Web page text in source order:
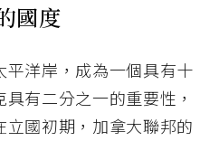
國度
平洋岸，成為一個具有十
有二分之一的重要性，
國初期，加拿大聯邦的